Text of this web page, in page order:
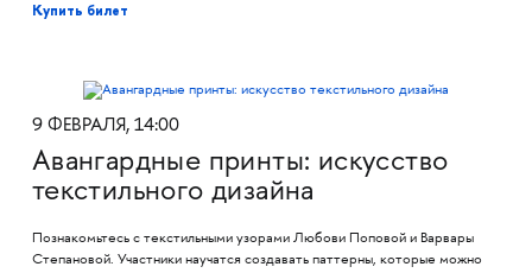
Купить билет
9 ФЕВРАЛЯ, 14:00
Авангардные принты: искусство
текстильного дизайна
Познакомьтесь с текстильными узорами Любови Поповой и Варвары
Степановой. Участники научатся создавать паттерны, которые можно